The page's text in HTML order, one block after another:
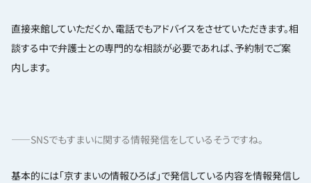
直接来館していただくか、電話でもアドバイスをさせていただきます。相
談する中で弁護士との専門的な相談が必要であれば、予約制でご案
内します。
——SNSでもすまいに関する情報発信をしているそうですね。
基本的には「京すまいの情報ひろば」で発信している内容を情報発信し